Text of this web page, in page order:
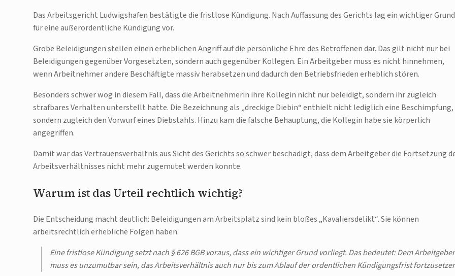
Das Arbeitsgericht Ludwigshafen bestätigte die fristlose Kündigung. Nach Auffassung des Gerichts lag ein wichtiger Grund
für eine außerordentliche Kündigung vor.
Grobe Beleidigungen stellen einen erheblichen Angriff auf die persönliche Ehre des Betroffenen dar. Das gilt nicht nur bei
Beleidigungen gegenüber Vorgesetzten, sondern auch gegenüber Kollegen. Ein Arbeitgeber muss es nicht hinnehmen,
wenn Arbeitnehmer andere Beschäftigte massiv herabsetzen und dadurch den Betriebsfrieden erheblich stören.
Besonders schwer wog in diesem Fall, dass die Arbeitnehmerin ihre Kollegin nicht nur beleidigt, sondern ihr zugleich
strafbares Verhalten unterstellt hatte. Die Bezeichnung als „dreckige Diebin“ enthielt nicht lediglich eine Beschimpfung,
sondern zugleich den Vorwurf eines Diebstahls. Hinzu kam die falsche Behauptung, die Kollegin habe sie körperlich
angegriffen.
Damit war das Vertrauensverhältnis aus Sicht des Gerichts so schwer beschädigt, dass dem Arbeitgeber die Fortsetzung
Arbeitsverhältnisses nicht mehr zugemutet werden konnte.
Warum ist das Urteil rechtlich wichtig?
Die Entscheidung macht deutlich: Beleidigungen am Arbeitsplatz sind kein bloßes „Kavaliersdelikt“. Sie können
arbeitsrechtlich erhebliche Folgen haben.
Eine fristlose Kündigung setzt nach § 626 BGB voraus, dass ein wichtiger Grund vorliegt. Das bedeutet: Dem Arbeitgeber
muss es unzumutbar sein, das Arbeitsverhältnis auch nur bis zum Ablauf der ordentlichen Kündigungsfrist